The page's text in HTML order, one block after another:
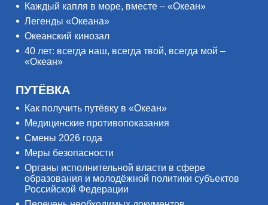
Каждый капля в море, вместе – «Океан»
Легенды «Океана»
Океанский кинозал
40 лет: всегда наш, всегда твой, всегда мой –
«Океан»
ПУТЁВКА
Как получить путёвку в «Океан»
Медицинские противопоказания
Смены 2026 года
Меры безопасности
Органы исполнительной власти в сфере
образования и молодёжной политики субъектов
Российской Федерации